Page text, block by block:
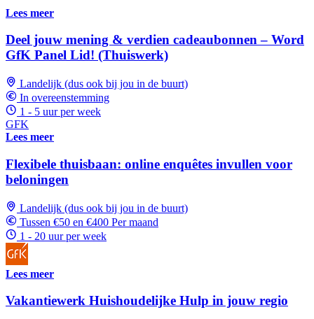
Lees meer
Deel jouw mening & verdien cadeaubonnen – Word
GfK Panel Lid! (Thuiswerk)
Landelijk (dus ook bij jou in de buurt)
In overeenstemming
1 - 5 uur per week
GFK
Lees meer
Flexibele thuisbaan: online enquêtes invullen voor
beloningen
Landelijk (dus ook bij jou in de buurt)
Tussen €50 en €400 Per maand
1 - 20 uur per week
Lees meer
Vakantiewerk Huishoudelijke Hulp in jouw regio